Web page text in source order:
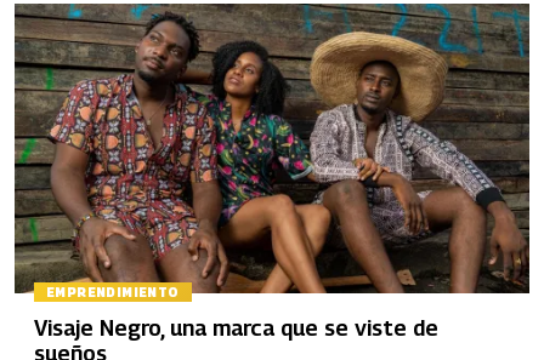
EMPRENDIMIENTO
Visaje Negro, una marca que se viste de
sueños